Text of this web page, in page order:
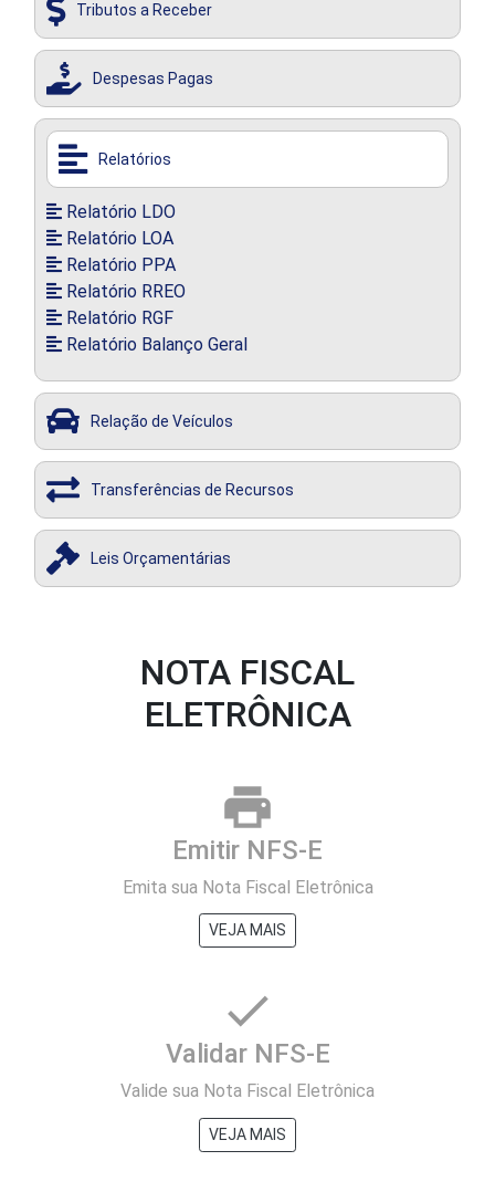
Tributos a Receber
Despesas Pagas
Relatórios
Relatório LDO
Relatório LOA
Relatório PPA
Relatório RREO
Relatório RGF
Relatório Balanço Geral
Relação de Veículos
Transferências de Recursos
Leis Orçamentárias
NOTA FISCAL
ELETRÔNICA
print
Emitir NFS-E
Emita sua Nota Fiscal Eletrônica
VEJA MAIS
done
Validar NFS-E
Valide sua Nota Fiscal Eletrônica
VEJA MAIS